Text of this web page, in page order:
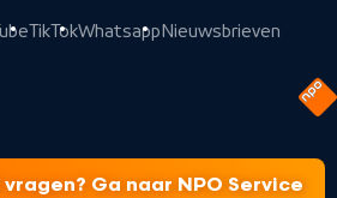
TikTokWhatsapp Nieuwsbrieven
Ga naar NPO Service